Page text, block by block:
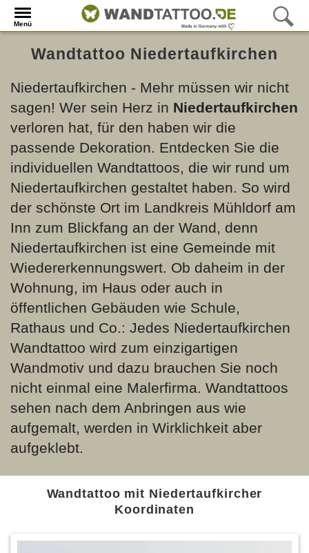
Menü
Wandtattoo Niedertaufkirchen
Niedertaufkirchen - Mehr müssen wir nicht
sagen! Wer sein Herz in Niedertaufkirchen
verloren hat, für den haben wir die
passende Dekoration. Entdecken Sie die
individuellen Wandtattoos, die wir rund um
Niedertaufkirchen gestaltet haben. So wird
der schönste Ort im Landkreis Mühldorf am
Inn zum Blickfang an der Wand, denn
Niedertaufkirchen ist eine Gemeinde mit
Wiedererkennungswert. Ob daheim in der
Wohnung, im Haus oder auch in
öffentlichen Gebäuden wie Schule,
Rathaus und Co.: Jedes Niedertaufkirchen
Wandtattoo wird zum einzigartigen
Wandmotiv und dazu brauchen Sie noch
nicht einmal eine Malerfirma. Wandtattoos
sehen nach dem Anbringen aus wie
aufgemalt, werden in Wirklichkeit aber
aufgeklebt.
Wandtattoo mit Niedertaufkircher
Koordinaten